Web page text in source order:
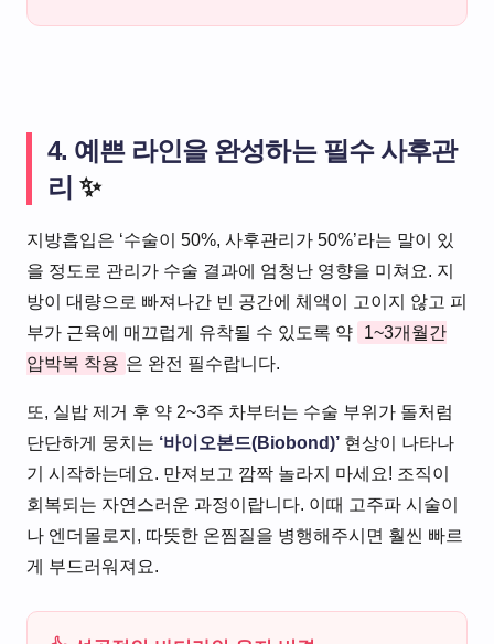
4. 예쁜 라인을 완성하는 필수 사후관
리 ✨
지방흡입은 ‘수술이 50%, 사후관리가 50%’라는 말이 있
을 정도로 관리가 수술 결과에 엄청난 영향을 미쳐요. 지
방이 대량으로 빠져나간 빈 공간에 체액이 고이지 않고 피
부가 근육에 매끄럽게 유착될 수 있도록 약
1~3개월간
압박복 착용 은 완전 필수랍니다.
또, 실밥 제거 후 약 2~3주 차부터는 수술 부위가 돌처럼
단단하게 뭉치는 ‘바이오본드(Biobond)’ 현상이 나타나
기 시작하는데요. 만져보고 깜짝 놀라지 마세요! 조직이
회복되는 자연스러운 과정이랍니다. 이때 고주파 시술이
나 엔더몰로지, 따뜻한 온찜질을 병행해주시면 훨씬 빠르
게 부드러워져요.